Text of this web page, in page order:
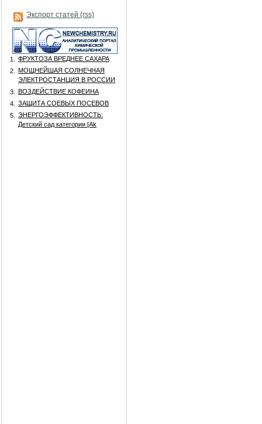
Экспорт статей (rss)
1.
ФРУКТОЗА ВРЕДНЕЕ САХАРА
2.
МОЩНЕЙШАЯ СОЛНЕЧНАЯ
ЭЛЕКТРОСТАНЦИЯ В РОССИИ
3.
ВОЗДЕЙСТВИЕ КОФЕИНА
4.
ЗАЩИТА СОЕВЫХ ПОСЕВОВ
5.
ЭНЕРГОЭФФЕКТИВНОСТЬ:
Детский сад категории [Аk